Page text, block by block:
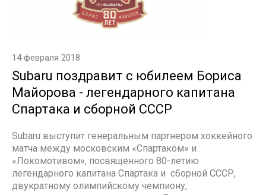
14 февраля 2018
Subaru поздравит с юбилеем Бориса
Майорова - легендарного капитана
Спартака и сборной СССР
Subaru выступит генеральным партнером хоккейного
матча между московским «Спартаком» и
«Локомотивом», посвященного 80-летию
легендарного капитана Спартака и сборной СССР,
двукратному олимпийскому чемпиону,